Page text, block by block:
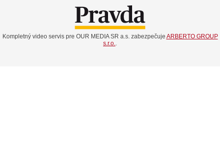
Kompletný video servis pre OUR MEDIA SR a.s. zabezpečuje ARBERTO GROUP
s.r.o..